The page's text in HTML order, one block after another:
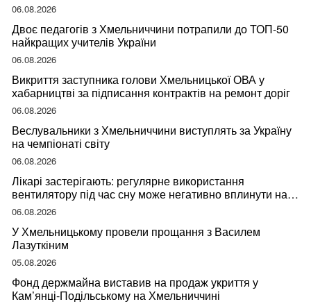
06.08.2026
Двоє педагогів з Хмельниччини потрапили до ТОП-50
найкращих учителів України
06.08.2026
Викриття заступника голови Хмельницької ОВА у
хабарництві за підписання контрактів на ремонт доріг
06.08.2026
Веслувальники з Хмельниччини виступлять за Україну
на чемпіонаті світу
06.08.2026
Лікарі застерігають: регулярне використання
вентилятору під час сну може негативно вплинути на
ваше здоров’я
06.08.2026
У Хмельницькому провели прощання з Василем
Лазуткіним
05.08.2026
Фонд держмайна виставив на продаж укриття у
Кам’янці-Подільському на Хмельниччині